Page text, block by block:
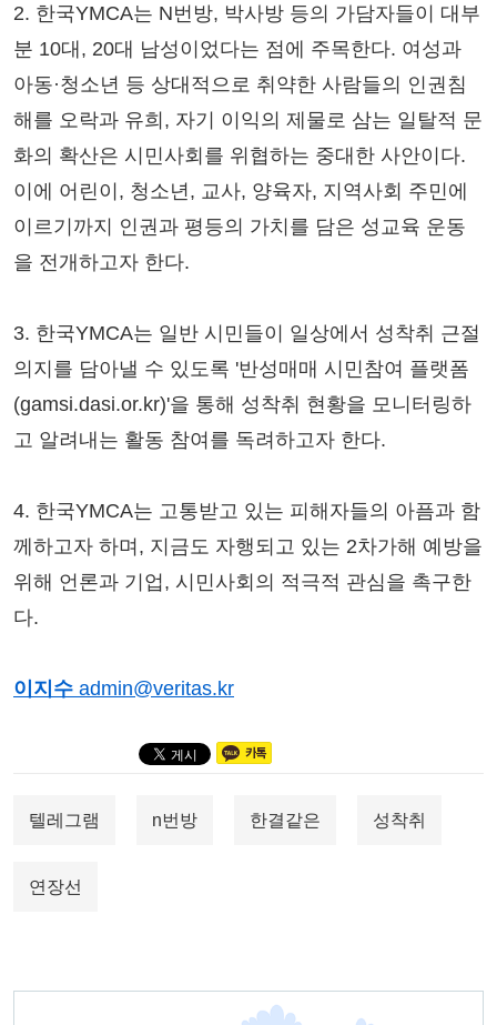
2. 한국YMCA는 N번방, 박사방 등의 가담자들이 대부
분 10대, 20대 남성이었다는 점에 주목한다. 여성과
아동·청소년 등 상대적으로 취약한 사람들의 인권침
해를 오락과 유희, 자기 이익의 제물로 삼는 일탈적 문
화의 확산은 시민사회를 위협하는 중대한 사안이다.
이에 어린이, 청소년, 교사, 양육자, 지역사회 주민에
이르기까지 인권과 평등의 가치를 담은 성교육 운동
을 전개하고자 한다.
3. 한국YMCA는 일반 시민들이 일상에서 성착취 근절
의지를 담아낼 수 있도록 '반성매매 시민참여 플랫폼
(gamsi.dasi.or.kr)'을 통해 성착취 현황을 모니터링하
고 알려내는 활동 참여를 독려하고자 한다.
4. 한국YMCA는 고통받고 있는 피해자들의 아픔과 함
께하고자 하며, 지금도 자행되고 있는 2차가해 예방을
위해 언론과 기업, 시민사회의 적극적 관심을 촉구한
다.
이지수 admin@veritas.kr
텔레그램 n번방 한결같은 성착취
연장선